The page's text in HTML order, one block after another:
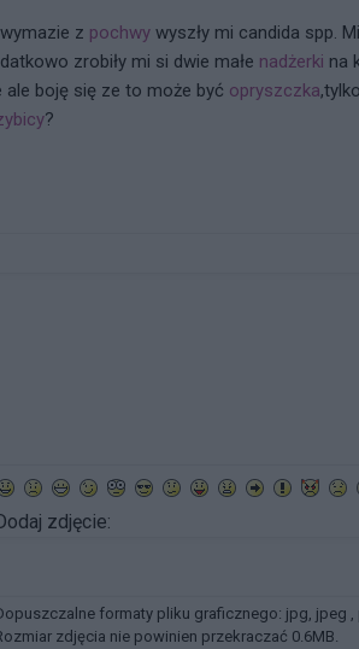
z pochwy wyszły mi candida spp.
zrobiły mi si dwie małe nadżerki na
ale boję się ze to może być opryszczka
?
zdjęcie:
formaty pliku graficznego: jpg, jpeg ,
zdjęcia nie powinien przekraczać 0.6MB.